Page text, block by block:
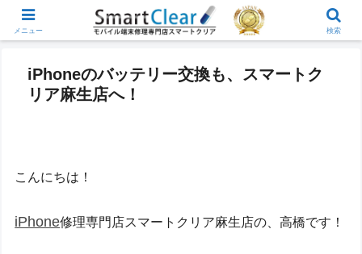
iPhoneのバッテリー交換も、スマートク
リア麻生店へ！
こんにちは！
iPhone修理専門店スマートクリア麻生店の、高橋です！
メニュー 検索